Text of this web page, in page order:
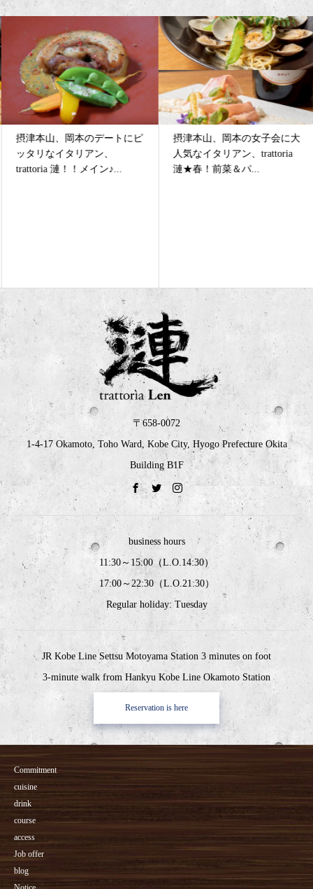
摂津本山、岡本のデートにピ
ッタリなイタリアン、
trattoria 漣！！メイン♪...
摂津本山、岡本の女子会に大
人気なイタリアン、trattoria
漣★春！前菜＆パ...
〒658-0072
1-4-17 Okamoto, Toho Ward, Kobe City, Hyogo Prefecture Okita
Building B1F
business hours
11:30～15:00（L.O.14:30）
17:00～22:30（L.O.21:30）
Regular holiday: Tuesday
JR Kobe Line Settsu Motoyama Station 3 minutes on foot
3-minute walk from Hankyu Kobe Line Okamoto Station
Reservation is here
Commitment
cuisine
drink
course
access
Job offer
blog